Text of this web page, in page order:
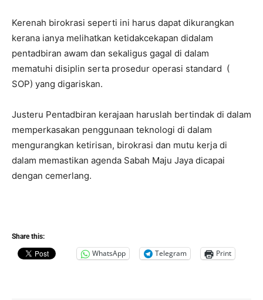
Kerenah birokrasi seperti ini harus dapat dikurangkan
kerana ianya melihatkan ketidakcekapan didalam
pentadbiran awam dan sekaligus gagal di dalam
mematuhi disiplin serta prosedur operasi standard (
SOP) yang digariskan.
Justeru Pentadbiran kerajaan haruslah bertindak di dalam
memperkasakan penggunaan teknologi di dalam
mengurangkan ketirisan, birokrasi dan mutu kerja di
dalam memastikan agenda Sabah Maju Jaya dicapai
dengan cemerlang.
Share this:
WhatsApp Telegram Print